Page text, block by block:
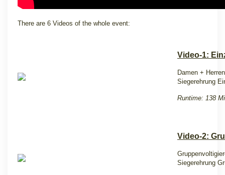
There are 6 Videos of the whole event:
Video-1:
Damen +
Siegerehrung
Runtime: 138
Video-2:
Siegerehrung